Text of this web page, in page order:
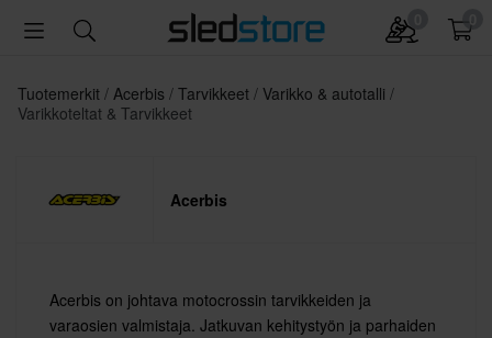
Tuotemerkit Acerbis Tarvikkeet Varikko & autotalli
Varikkoteltat & Tarvikkeet
Acerbis
Acerbis on johtava motocrossin tarvikkeiden ja
varaosien valmistaja. Jatkuvan kehitystyön ja parhaiden